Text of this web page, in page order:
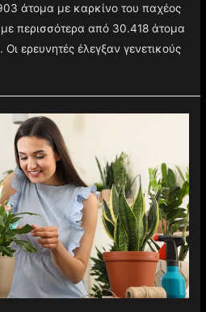
άτομα με καρκίνο του παχέος
με περισσότερα από 30.418 άτομα
ερευνητές έλεγξαν γενετικούς